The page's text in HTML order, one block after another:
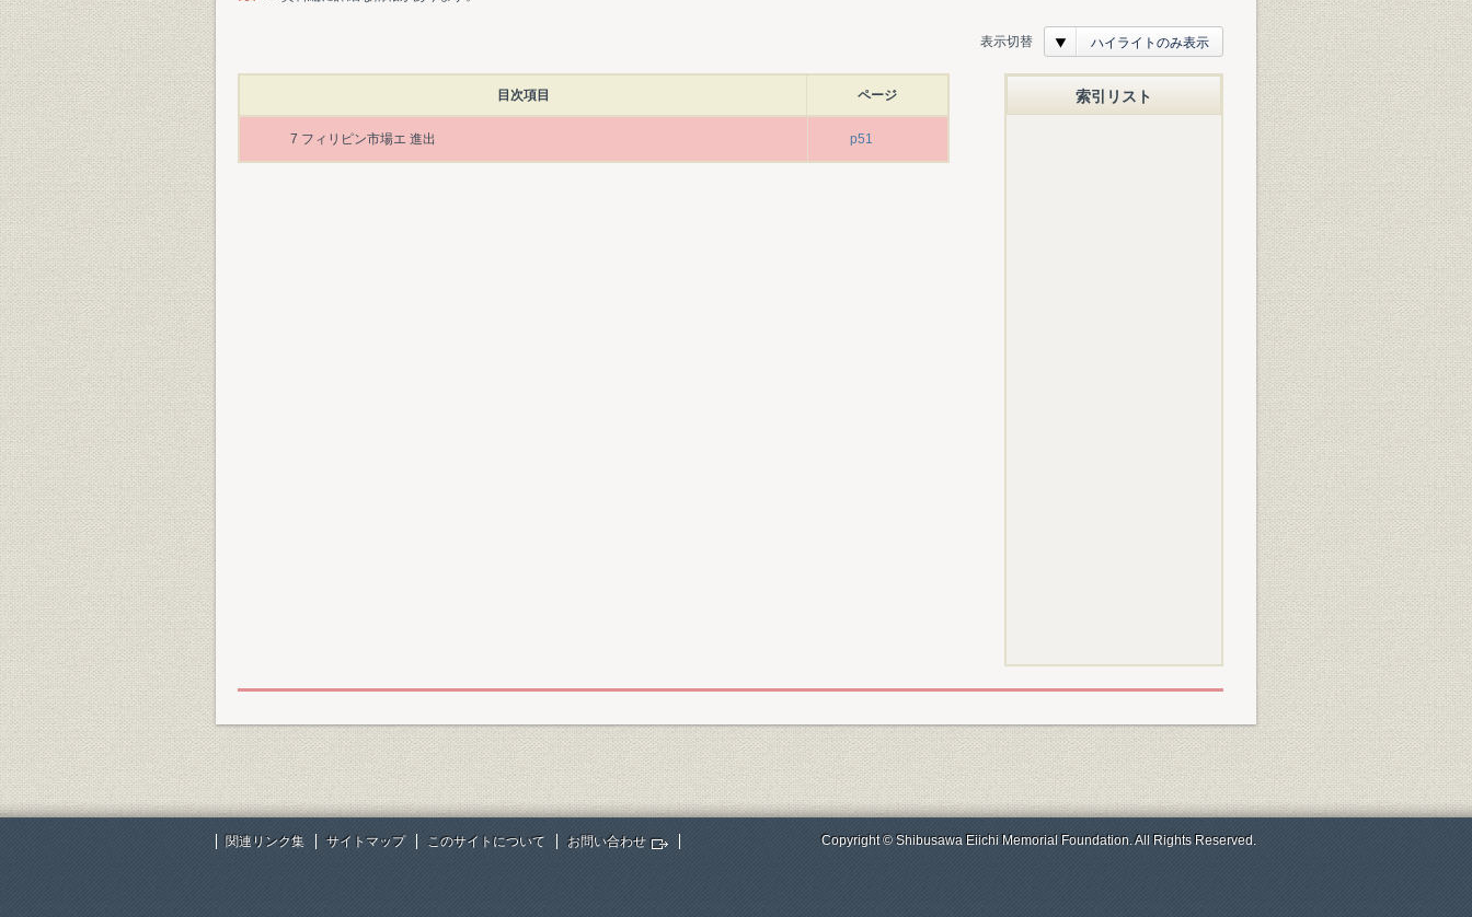
表示切替 ハイライトのみ表示
目次項目 ページ
7 フィリピン市場エ 進出 p51
索引リスト
関連リンク集 サイトマップ このサイトについて お問い合わせ Copyright © Shibusawa Eiichi Memorial Foundation. All Rights Reserved.